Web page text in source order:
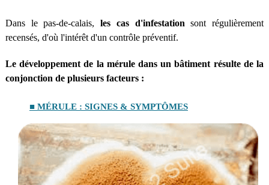
Dans le pas-de-calais,les cas d'infestation sont régulièrement
recensés, d'où l'intérêt d'un contrôle préventif.
Le développement de la mérule dans un bâtiment résulte de la
conjonction de plusieurs facteurs :
■ MÉRULE : SIGNES & SYMPTÔMES